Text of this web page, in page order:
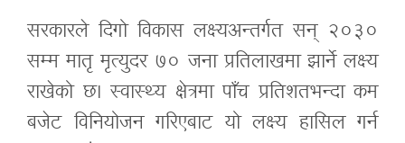
सरकारले दिगो विकास लक्ष्यअन्तर्गत सन् २०३०
सम्म मातृ मृत्युदर ७० जना प्रतिलाखमा झार्ने लक्ष्य
राखेको छ। स्वास्थ्य क्षेत्रमा पाँच प्रतिशतभन्दा कम
बजेट विनियोजन गरिएबाट यो लक्ष्य हासिल गर्न